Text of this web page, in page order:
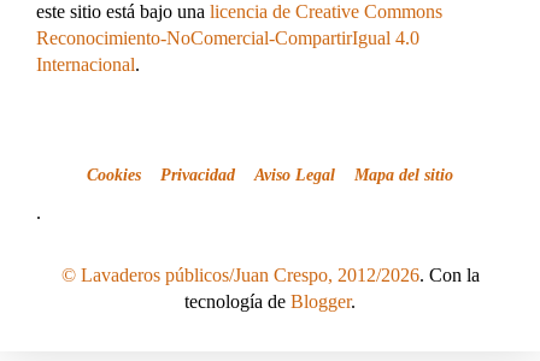
este sitio está bajo una licencia de Creative Commons
Reconocimiento-NoComercial-CompartirIgual 4.0
Internacional.
Cookies Privacidad Aviso Legal Mapa del sitio
.
© Lavaderos públicos/Juan Crespo, 2012/2026. Con la
tecnología de Blogger.